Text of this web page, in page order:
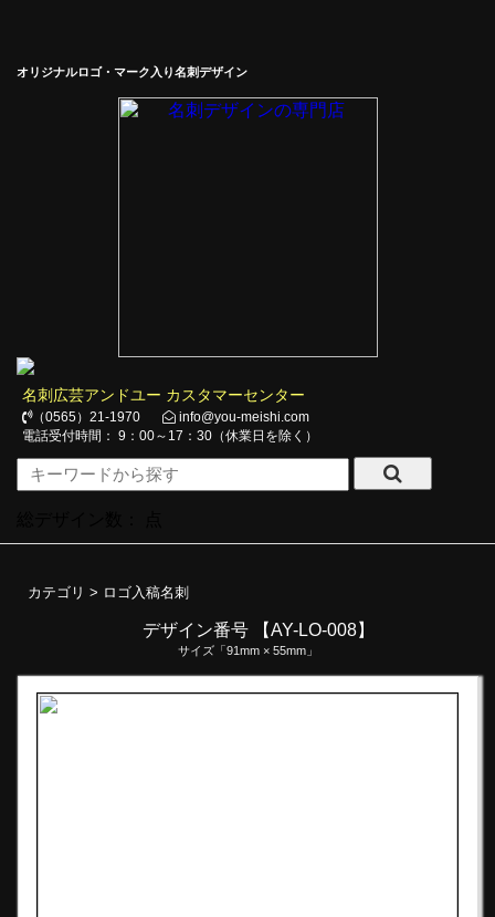
オリジナルロゴ・マーク入り名刺デザイン
名刺広芸アンドユー カスタマーセンター
（0565）21-1970
info@you-meishi.com
電話受付時間： 9：00～17：30（休業日を除く）
カテゴリ > ロゴ入稿名刺
デザイン番号 【AY-LO-008】
サイズ「91mm × 55mm」